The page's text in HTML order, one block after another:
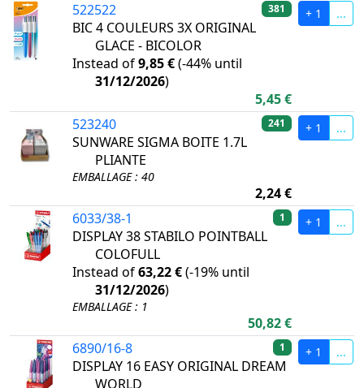
522522
BIC 4 COULEURS 3X ORIGINAL
GLACE - BICOLOR
Instead of9,85 €(-44% until
31/12/2026)
381
5,45 €
+ 1 ...
523240
SUNWARE SIGMA BOITE 1.7L
PLIANTE
EMBALLAGE : 40
241
2,24 €
+ 1 ...
6033/38-1
DISPLAY 38 STABILO POINTBALL
COLOFULL
Instead of63,22 €(-19% until
31/12/2026)
EMBALLAGE : 1
1
50,82 €
+ 1 ...
6890/16-8
DISPLAY 16 EASY ORIGINAL DREAM
WORLD
1 + 1 ...